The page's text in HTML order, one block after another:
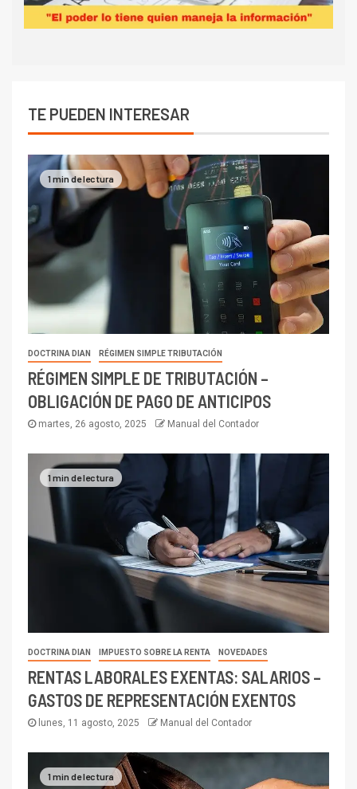
TE PUEDEN INTERESAR
1 min de lectura
DOCTRINA DIAN RÉGIMEN SIMPLE TRIBUTACIÓN
RÉGIMEN SIMPLE DE TRIBUTACIÓN –
OBLIGACIÓN DE PAGO DE ANTICIPOS
martes, 26 agosto, 2025 Manual del Contador
1 min de lectura
DOCTRINA DIAN IMPUESTO SOBRE LA RENTA NOVEDADES
RENTAS LABORALES EXENTAS: SALARIOS –
GASTOS DE REPRESENTACIÓN EXENTOS
lunes, 11 agosto, 2025 Manual del Contador
1 min de lectura